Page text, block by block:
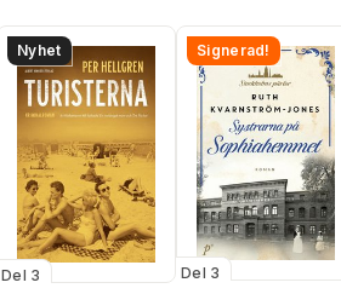
Nyhet
Del 3
Signerad!
Del 3